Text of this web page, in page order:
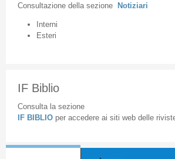
Consultazione della sezione Notiziari
Interni
Esteri
IF Biblio
Consulta la sezione
IF BIBLIO per accedere ai siti web delle